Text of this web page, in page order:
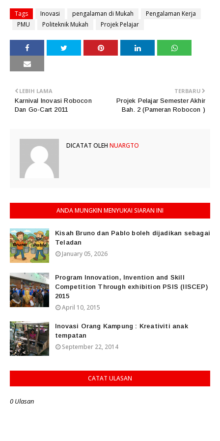
Tags Inovasi pengalaman di Mukah
Pengalaman Kerja
PMU
Politeknik Mukah Projek Pelajar
TERBARU
Projek Pelajar Semester Akhir
Bah. 2 (Pameran Robocon )
LEBIH LAMA
Karnival Inovasi Robocon
Dan Go-Cart 2011
DICATAT OLEH NUARGTO
ANDA MUNGKIN MENYUKAI SIARAN INI
Kisah Bruno dan Pablo boleh dijadikan sebagai
Teladan
January 05, 2026
Program Innovation, Invention and Skill
Competition Through exhibition PSIS (IISCEP)
2015
April 10, 2015
Inovasi Orang Kampung : Kreativiti anak
tempatan
September 22, 2014
CATAT ULASAN
0 Ulasan